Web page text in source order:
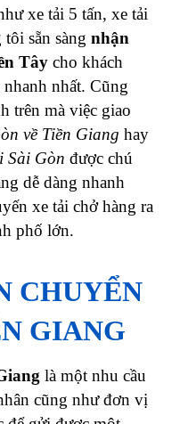
xe tải 5 tấn, xe tải
sẵn sàng nhận
Tây cho khách
nhất. Cũng
trên mà việc giao
về Tiền Giang hay
Sài Gòn được chú
dễ dàng nhanh
xe tải chở hàng ra
phố lớn.
CHUYỂN
GIANG
là một nhu cầu
cũng như đơn vị